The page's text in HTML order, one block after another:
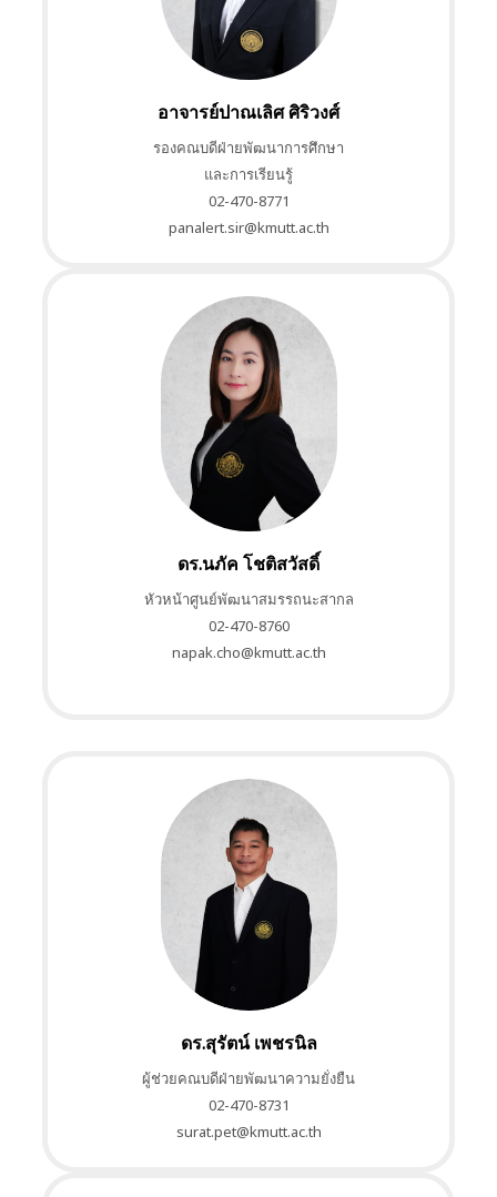
อาจารย์ปาณเลิศ ศิริวงศ์
รองคณบดีฝ่ายพัฒนาการศึกษา
และการเรียนรู้
02-470-8771
panalert.sir@kmutt.ac.th
ดร.นภัค โชติสวัสดิ์
หัวหน้าศูนย์พัฒนาสมรรถนะสากล
02-470-8760
napak.cho@kmutt.ac.th
ดร.สุรัตน์ เพชรนิล
ผู้ช่วยคณบดีฝ่ายพัฒนาความยั่งยืน
02-470-8731
surat.pet@kmutt.ac.th